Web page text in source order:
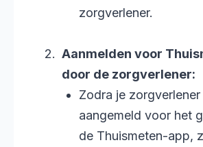
zorgverlener.
Aanmelden voor
door de zorgverlener:
Zodra je
aangemeld voor het
de Thuismeten-app,